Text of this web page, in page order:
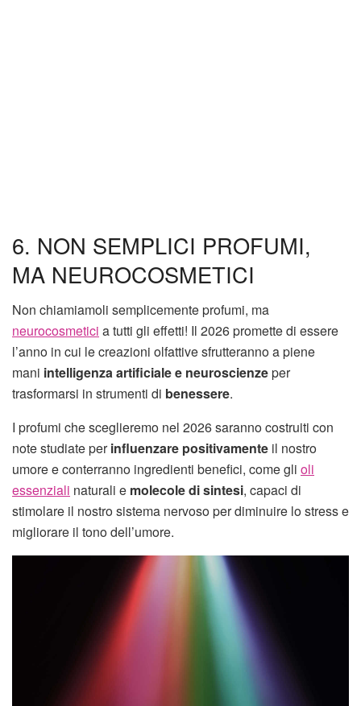
6. NON SEMPLICI PROFUMI,
MA NEUROCOSMETICI
Non chiamiamoli semplicemente profumi, ma
neurocosmetici a tutti gli effetti! Il 2026 promette di essere
l’anno in cui le creazioni olfattive sfrutteranno a piene
mani intelligenza artificiale e neuroscienzeper
trasformarsi in strumenti di benessere.
I profumi che sceglieremo nel 2026 saranno costruiti con
note studiate perinfluenzare positivamente il nostro
umore e conterranno ingredienti benefici, come gli oli
essenziali naturali e molecole di sintesi, capaci di
stimolare il nostro sistema nervoso per diminuire lo stress e
migliorare il tono dell’umore.